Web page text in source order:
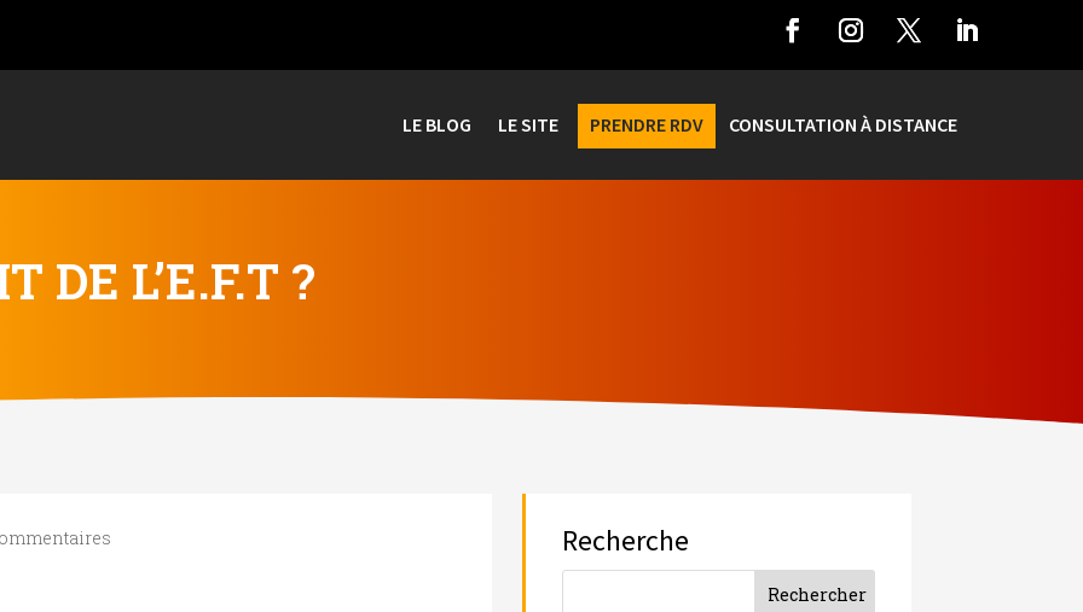
LE BLOG LE SITE PRENDRE RDV CONSULTATION À DISTANCE
DE L’E.F.T ?
Recherche